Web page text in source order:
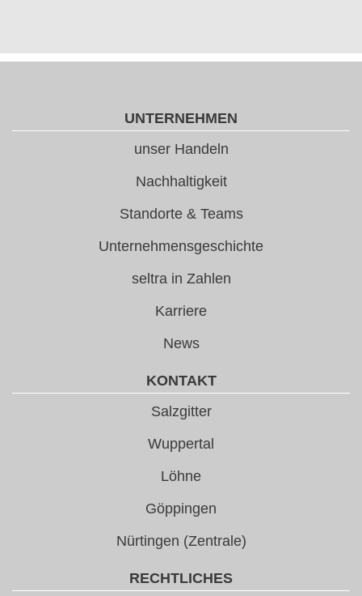
UNTERNEHMEN
unser Handeln
Nachhaltigkeit
Standorte & Teams
Unternehmensgeschichte
seltra in Zahlen
Karriere
News
KONTAKT
Salzgitter
Wuppertal
Löhne
Göppingen
Nürtingen (Zentrale)
RECHTLICHES